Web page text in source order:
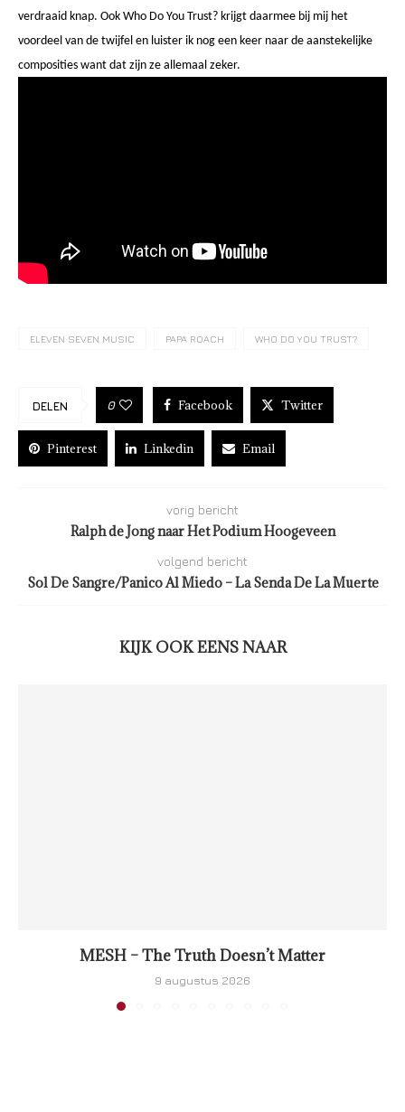
verdraaid knap. Ook Who Do You Trust? krijgt daarmee bij mij het
voordeel van de twijfel en luister ik nog een keer naar de aanstekelijke
composities want dat zijn ze allemaal zeker.
ELEVEN SEVEN MUSIC PAPA ROACH WHO DO YOU TRUST?
DELEN 0 Facebook Twitter
Pinterest Linkedin Email
vorig bericht
Ralph de Jong naar Het Podium Hoogeveen
volgend bericht
Sol De Sangre/Panico Al Miedo – La Senda De La Muerte
KIJK OOK EENS NAAR
MESH – The Truth Doesn’t Matter
9 augustus 2026